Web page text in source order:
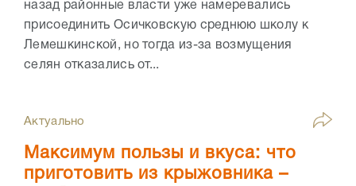
назад районные власти уже намеревались
присоединить Осичковскую среднюю школу к
Лемешкинской, но тогда из-за возмущения
селян отказались от...
Актуально
Максимум пользы и вкуса: что
приготовить из крыжовника –